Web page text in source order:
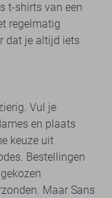
t-shirts van een
regelmatig
dat je altijd iets
Vul je
en plaats
keuze uit
Bestellingen
Maar Sans